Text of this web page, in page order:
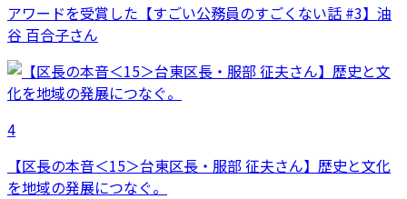
アワードを受賞した【すごい公務員のすごくない話 #3】油
谷 百合子さん
4
【区長の本音＜15＞台東区長・服部 征夫さん】歴史と文化
を地域の発展につなぐ。